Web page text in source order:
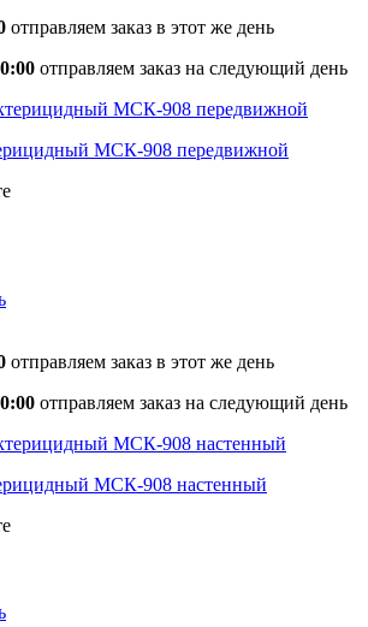
отправляем заказ в этот же день
отправляем заказ на следующий день
МСК-908 передвижной
отправляем заказ в этот же день
отправляем заказ на следующий день
МСК-908 настенный